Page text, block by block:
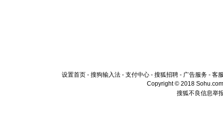
设置首页 - 搜狗输入法 - 支付中心 - 搜狐招聘 - 广告服务 - 客
Copyright © 2018
搜狐不良信息举